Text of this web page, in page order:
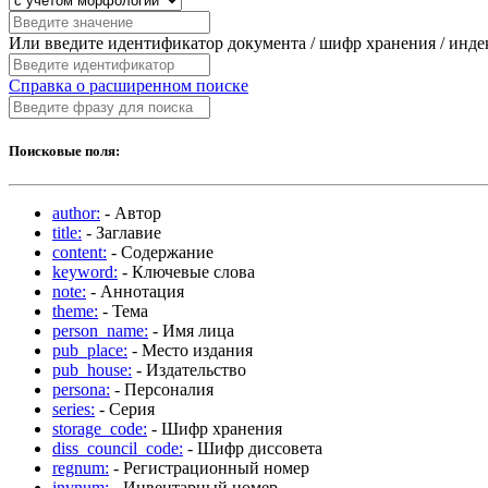
Или введите идентификатор документа / шифр хранения /
Справка о расширенном поиске
Поисковые поля:
author: - Автор
title: - Заглавие
content: - Содержание
keyword: - Ключевые слова
note: - Аннотация
theme: - Тема
person_name: - Имя лица
pub_place: - Место издания
pub_house: - Издательство
persona: - Персоналия
series: - Серия
storage_code: - Шифр хранения
diss_council_code: - Шифр диссовета
regnum: - Регистрационный номер